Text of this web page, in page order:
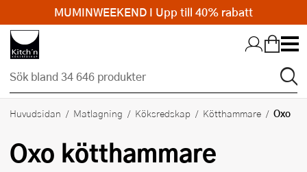
Hopp till huvudinnehållet
Huvudsidan Matlagning Köksredskap Kötthammare Oxo
Oxo kötthammare
MUMINWEEKEND I Upp till 40% rabatt